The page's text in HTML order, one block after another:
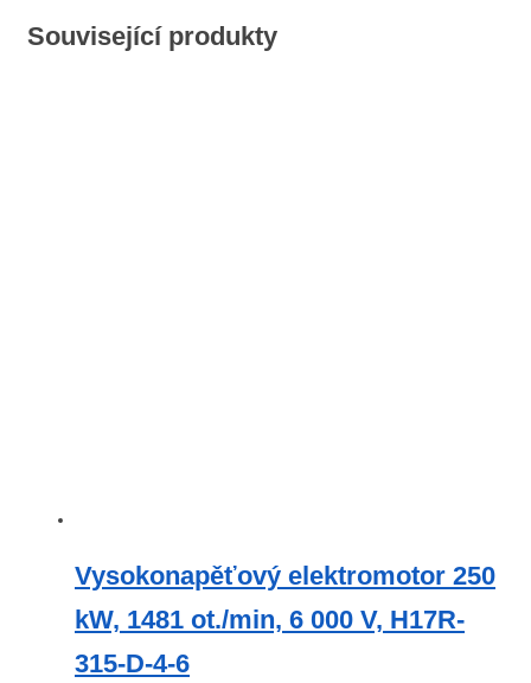
Související produkty
Vysokonapěťový elektromotor 250
kW, 1481 ot./min, 6 000 V, H17R-
315-D-4-6